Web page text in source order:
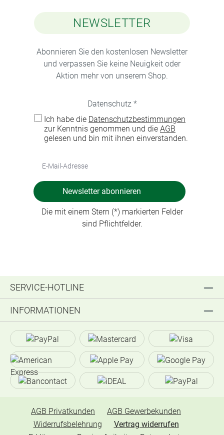
NEWSLETTER
Abonnieren Sie den kostenlosen Newsletter
und verpassen Sie keine Neuigkeit oder
Aktion mehr von unserem Shop.
Datenschutz *
Ich habe die Datenschutzbestimmungen
zur Kenntnis genommen und die AGB
gelesen und bin mit ihnen einverstanden.
Newsletter abonnieren
Die mit einem Stern (*) markierten Felder
sind Pflichtfelder.
SERVICE-HOTLINE
INFORMATIONEN
AGB Privatkunden
AGB Gewerbekunden
Widerrufsbelehrung
Vertrag widerrufen